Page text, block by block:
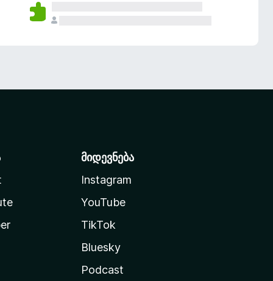
მიდევნება
Instagram
YouTube
TikTok
Bluesky
Podcast